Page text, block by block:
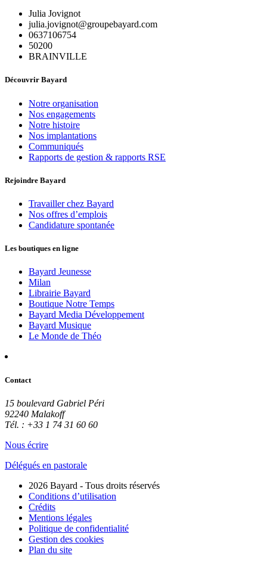
Julia Jovignot
julia.jovignot@groupebayard.com
0637106754
50200
BRAINVILLE
Découvrir Bayard
Notre organisation
Nos engagements
Notre histoire
Nos implantations
Communiqués
Rapports de gestion & rapports RSE
Rejoindre Bayard
Travailler chez Bayard
Nos offres d’emplois
Candidature spontanée
Les boutiques en ligne
Bayard Jeunesse
Milan
Librairie Bayard
Boutique Notre Temps
Bayard Media Développement
Bayard Musique
Le Monde de Théo
Contact
15 boulevard Gabriel Péri
92240 Malakoff
Tél. : +33 1 74 31 60 60
Nous écrire
Délégués en pastorale
2026 Bayard - Tous droits réservés
Conditions d’utilisation
Crédits
Mentions légales
Politique de confidentialité
Gestion des cookies
Plan du site